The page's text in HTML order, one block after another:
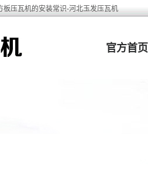
压瓦机的安装常识-河北玉发压瓦机
官方首页